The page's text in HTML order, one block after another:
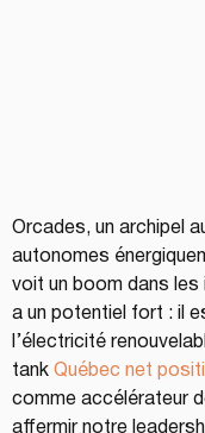
Orcades, un archipel
autonomes
voit un boom dans
a un potentiel fort : il
l’électricité
tank Québec net
comme accélérateur
affermir notre